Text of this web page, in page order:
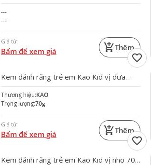
---
---
Giá từ:
Bấm để xem giá add_shopping_cartThêm
Kem đánh răng trẻ em Kao Kid vị dưa
gang 70g Nhật Bản
Thương hiệu:KAO
Trọng lượng:70g
Giá từ:
Bấm để xem giá add_shopping_cartThêm
favorite
Kem đánh răng trẻ em Kao Kid vị nho 70g
favorite